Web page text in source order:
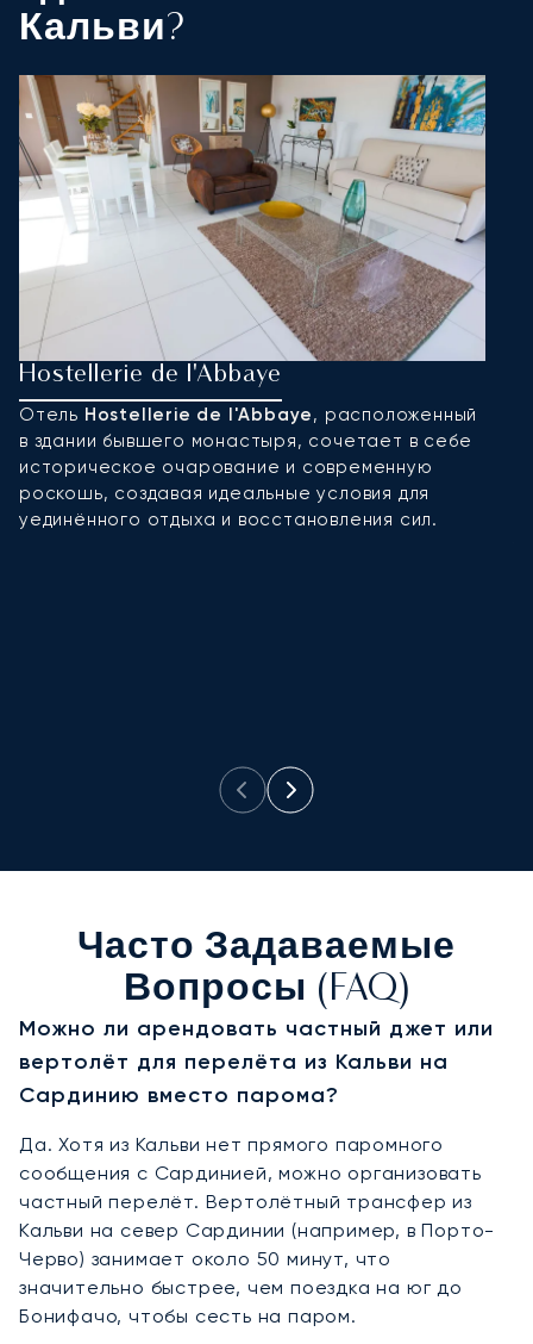
Кальви?
Hostellerie de l'Abbaye
Отель Hostellerie de l'Abbaye, расположенный
в здании бывшего монастыря, сочетает в себе
историческое очарование и современную
роскошь, создавая идеальные условия для
уединённого отдыха и восстановления сил.
Часто Задаваемые
Вопросы (FAQ)
Можно ли арендовать частный джет или
вертолёт для перелёта из Кальви на
Сардинию вместо парома?
Да. Хотя из Кальви нет прямого паромного
сообщения с Сардинией, можно организовать
частный перелёт. Вертолётный трансфер из
Кальви на север Сардинии (например, в Порто-
Черво) занимает около 50 минут, что
значительно быстрее, чем поездка на юг до
Бонифачо, чтобы сесть на паром.